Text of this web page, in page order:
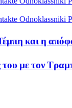
Odnoklassniki
και η
του με τον